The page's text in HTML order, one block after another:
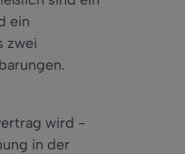
ein
zwei
wird -
in der